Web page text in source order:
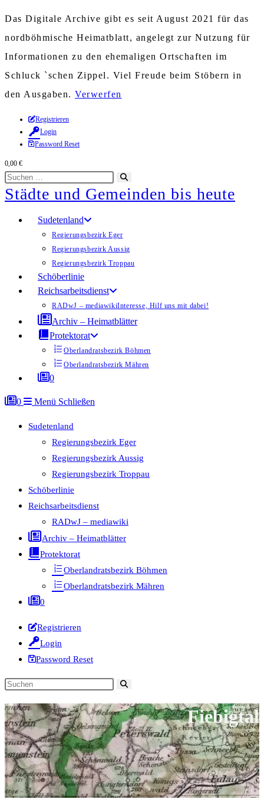
Das Digitale Archive gibt es seit August 2021 für das
nordböhmische Heimatblatt, angelegt zur Nutzung für
Informationen zu den ehemaligen Ortschaften im
Schluck `schen Zippel. Viel Freude beim Stöbern in
den Ausgaben. Verwerfen
Zum
Inhalt
springen
Registrieren
Login
Password Reset
0,00 €
Diese
Website
durchsuchen
starten
Städte und Gemeinden bis heute
Sudetenland
Regierungsbezirk Eger
Regierungsbezirk Aussig
Regierungsbezirk Troppau
Schöberlinie
Reichsarbeitsdienst
RADwJ – mediawikiInteresse, Hilf uns mit dabei!
Archiv – Heimatblätter
Protektorat
Oberlandratsbezirk Böhmen
Oberlandratsbezirk Mähren
0
0 Menü Schließen
Sudetenland
Regierungsbezirk Eger
Regierungsbezirk Aussig
Regierungsbezirk Troppau
Schöberlinie
Reichsarbeitsdienst
RADwJ – mediawiki
Archiv – Heimatblätter
Protektorat
Oberlandratsbezirk Böhmen
Oberlandratsbezirk Mähren
0
Registrieren
Login
Password Reset
Diese
durchsuchen
Fiebigtal